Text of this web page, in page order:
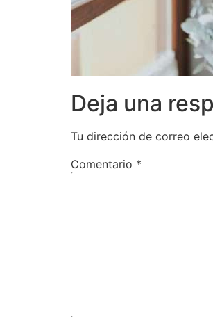
Deja una
Tu dirección de correo
Comentario *